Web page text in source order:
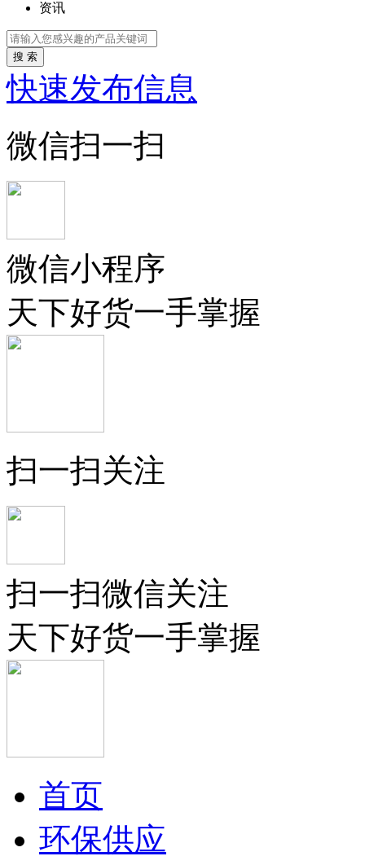
资讯
搜 索
快速发布信息
微信扫一扫
微信小程序
天下好货一手掌握
扫一扫关注
扫一扫微信关注
天下好货一手掌握
首页
环保供应